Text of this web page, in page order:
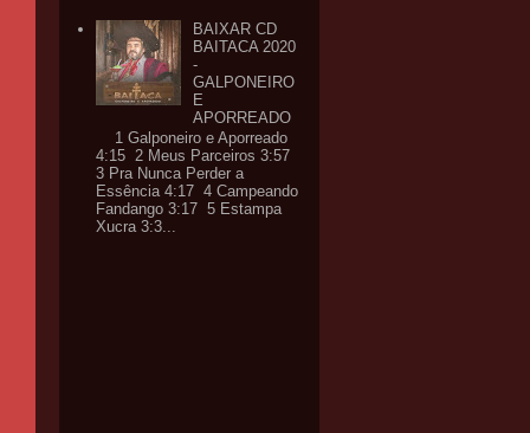
BAIXAR CD
BAITACA 2020
-
GALPONEIRO
E
APORREADO
1 Galponeiro e Aporreado
4:15 2 Meus Parceiros 3:57
3 Pra Nunca Perder a
Essência 4:17 4 Campeando
Fandango 3:17 5 Estampa
Xucra 3:3...